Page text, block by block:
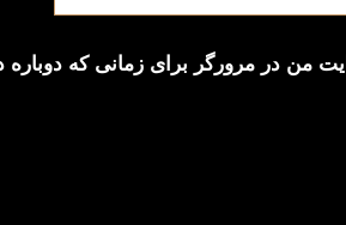
من در مرورگر برای زمانی که